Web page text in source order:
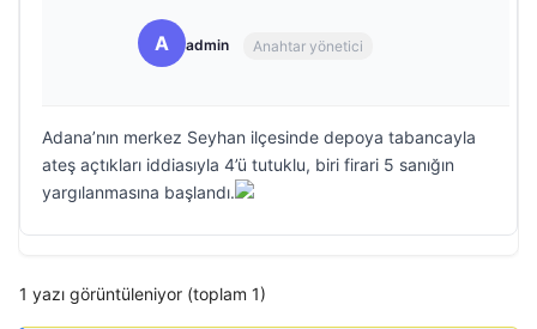
A admin Anahtar yönetici
Adana’nın merkez Seyhan ilçesinde depoya tabancayla
ateş açtıkları iddiasıyla 4’ü tutuklu, biri firari 5 sanığın
yargılanmasına başlandı.
1 yazı görüntüleniyor (toplam 1)